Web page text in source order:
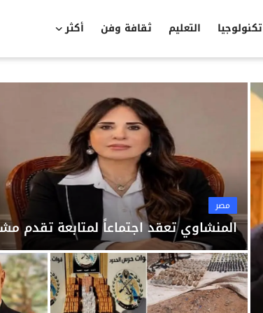
تكنولوجيا التعليم ثقافة وفن أكثر
مصر
مصر
المنشاوي تعقد اجتماعاً لمتابعة تقدم